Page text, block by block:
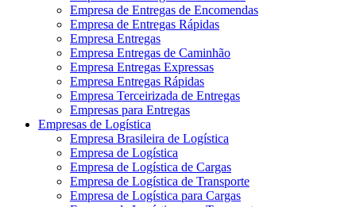
Empresa de Entregas de Encomendas
Empresa de Entregas Rápidas
Empresa Entregas
Empresa Entregas de Caminhão
Empresa Entregas Expressas
Empresa Entregas Rápidas
Empresa Terceirizada de Entregas
Empresas para Entregas
Empresas de Logística
Empresa Brasileira de Logística
Empresa de Logística
Empresa de Logística de Cargas
Empresa de Logística de Transporte
Empresa de Logística para Cargas